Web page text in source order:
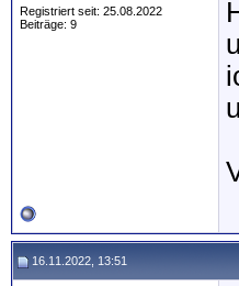
Registriert seit: 25.08.2022
Beiträge: 9
16.11.2022, 13:51